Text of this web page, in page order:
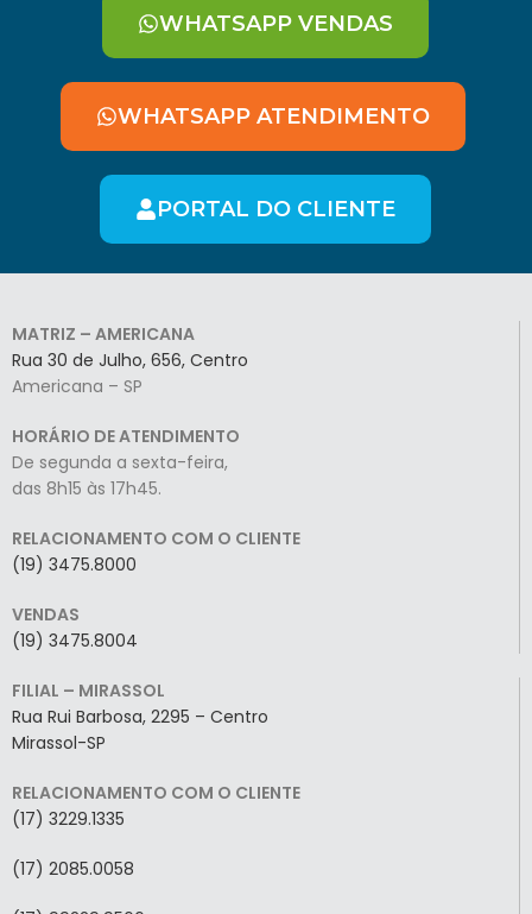
WHATSAPP VENDAS
WHATSAPP ATENDIMENTO
PORTAL DO CLIENTE
MATRIZ – AMERICANA
Rua 30 de Julho, 656, Centro
Americana – SP
HORÁRIO DE ATENDIMENTO
De segunda a sexta-feira,
das 8h15 às 17h45.
RELACIONAMENTO COM O CLIENTE
(19) 3475.8000
VENDAS
(19) 3475.8004
FILIAL – MIRASSOL
Rua Rui Barbosa, 2295 – Centro
Mirassol-SP
RELACIONAMENTO COM O CLIENTE
(17) 3229.1335
(17) 2085.0058